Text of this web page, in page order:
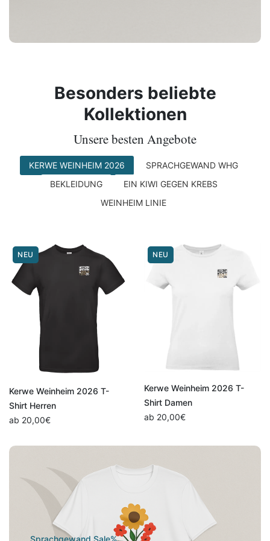
Besonders beliebte
Kollektionen
Unsere besten Angebote
KERWE WEINHEIM 2026
SPRACHGEWAND WHG
BEKLEIDUNG
EIN KIWI GEGEN KREBS
WEINHEIM LINIE
NEU
Kerwe Weinheim 2026 T-
Shirt Herren
ab 20,00€
NEU
Kerwe Weinheim 2026 T-
Shirt Damen
ab 20,00€
Sprachgewand Sale%